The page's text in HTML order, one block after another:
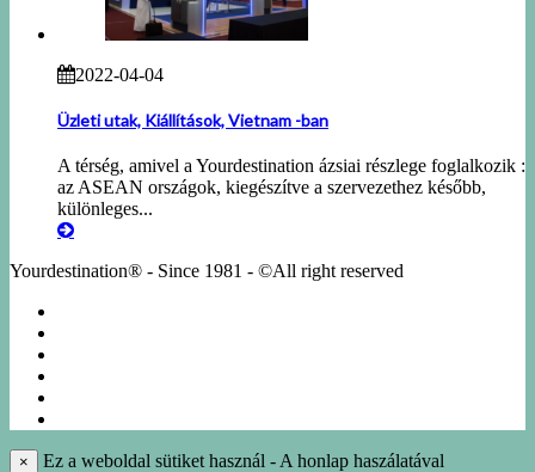
2022-04-04
Üzleti utak, Kiállítások, Vietnam -ban
A térség, amivel a Yourdestination ázsiai részlege foglalkozik :
az ASEAN országok, kiegészítve a szervezethez később,
különleges...
Yourdestination® - Since 1981 - ©All right reserved
×
Ez a weboldal sütiket használ - A honlap haszálatával